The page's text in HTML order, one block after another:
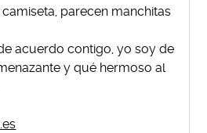
parecen manchitas
acuerdo contigo, yo soy de
y qué hermoso al